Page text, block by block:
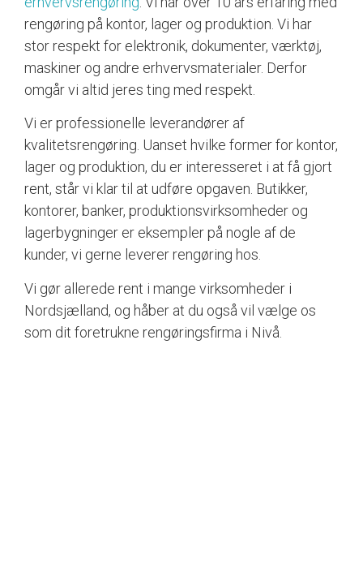
rengøring på kontor, lager og produktion. Vi har
stor respekt for elektronik, dokumenter, værktøj,
maskiner og andre erhvervsmaterialer. Derfor
omgår vi altid jeres ting med respekt.
Vi er professionelle leverandører af
kvalitetsrengøring. Uanset hvilke former for kontor,
lager og produktion, du er interesseret i at få gjort
rent, står vi klar til at udføre opgaven. Butikker,
kontorer, banker, produktionsvirksomheder og
lagerbygninger er eksempler på nogle af de
kunder, vi gerne leverer rengøring hos.
Vi gør allerede rent i mange virksomheder i
Nordsjælland, og håber at du også vil vælge os
som dit foretrukne rengøringsfirma i Nivå.